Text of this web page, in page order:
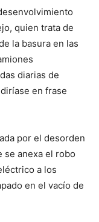
quien trata de
la basura en las
diarias de
en frase
por el desorden
se anexa el robo
a los
en el vacío de